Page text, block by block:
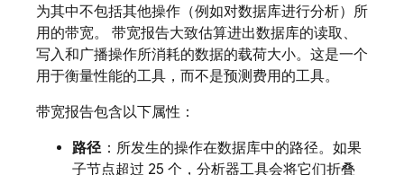
为其中不包括其他操作（例如对数据库进行分析）所
用的带宽。 带宽报告大致估算进出数据库的读取、
写入和广播操作所消耗的数据的载荷大小。这是一个
用于衡量性能的工具，而不是预测费用的工具。
带宽报告包含以下属性：
路径：所发生的操作在数据库中的路径。如果
子节点超过 25 个，分析器工具会将它们折叠